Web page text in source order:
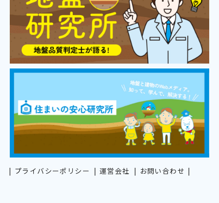
プライバシーポリシー 運営会社 お問い合わせ